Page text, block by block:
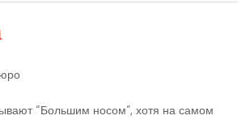
“Большим носом”, хотя на самом